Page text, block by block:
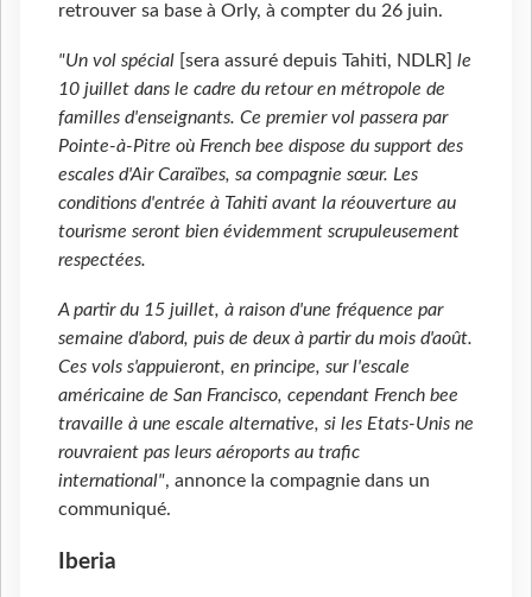
retrouver sa base à Orly, à compter du 26 juin.
"Un vol spécial [sera assuré depuis Tahiti, NDLR] le
10 juillet dans le cadre du retour en métropole de
familles d'enseignants. Ce premier vol passera par
Pointe-à-Pitre où French bee dispose du support des
escales d'Air Caraïbes, sa compagnie sœur. Les
conditions d'entrée à Tahiti avant la réouverture au
tourisme seront bien évidemment scrupuleusement
respectées.
A partir du 15 juillet, à raison d'une fréquence par
semaine d'abord, puis de deux à partir du mois d'août.
Ces vols s'appuieront, en principe, sur l'escale
américaine de San Francisco, cependant French bee
travaille à une escale alternative, si les Etats-Unis ne
rouvraient pas leurs aéroports au trafic
international", annonce la compagnie dans un
communiqué.
Iberia